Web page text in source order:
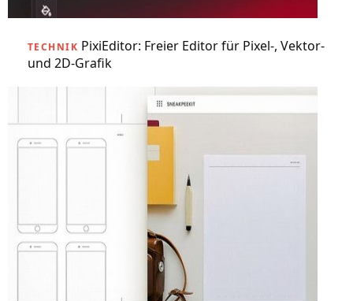
TECHNIK PixiEditor: Freier Editor für Pixel-, Vektor-
und 2D-Grafik